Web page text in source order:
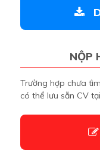
NỘP
Trường hợp chưa
có thể lưu sẵn CV